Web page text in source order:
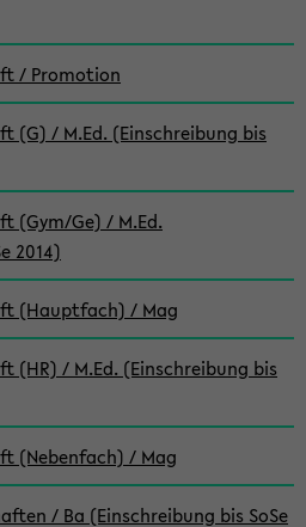
/ Promotion
(G) / M.Ed. (Einschreibung bis
(Gym/Ge) / M.Ed.
2014)
(Hauptfach) / Mag
(HR) / M.Ed. (Einschreibung bis
(Nebenfach) / Mag
/ Ba (Einschreibung bis SoSe